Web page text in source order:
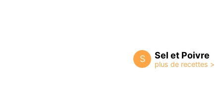
S Sel et Poivre